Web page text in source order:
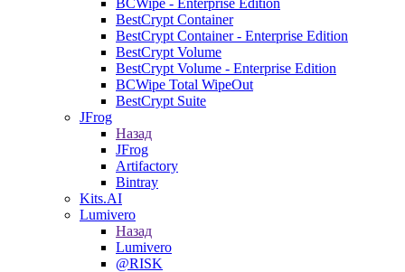
BCWipe - Enterprise Edition
BestCrypt Container
BestCrypt Container - Enterprise Edition
BestCrypt Volume
BestCrypt Volume - Enterprise Edition
BCWipe Total WipeOut
BestCrypt Suite
JFrog
Назад
JFrog
Artifactory
Bintray
Kits.AI
Lumivero
Назад
Lumivero
@RISK